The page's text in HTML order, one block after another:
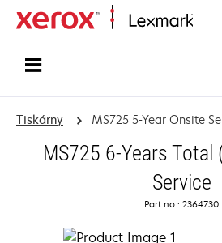
Tiskárny MS725 5-Year Onsite
MS725 6-Years Total
Service
Part no.: 2364730